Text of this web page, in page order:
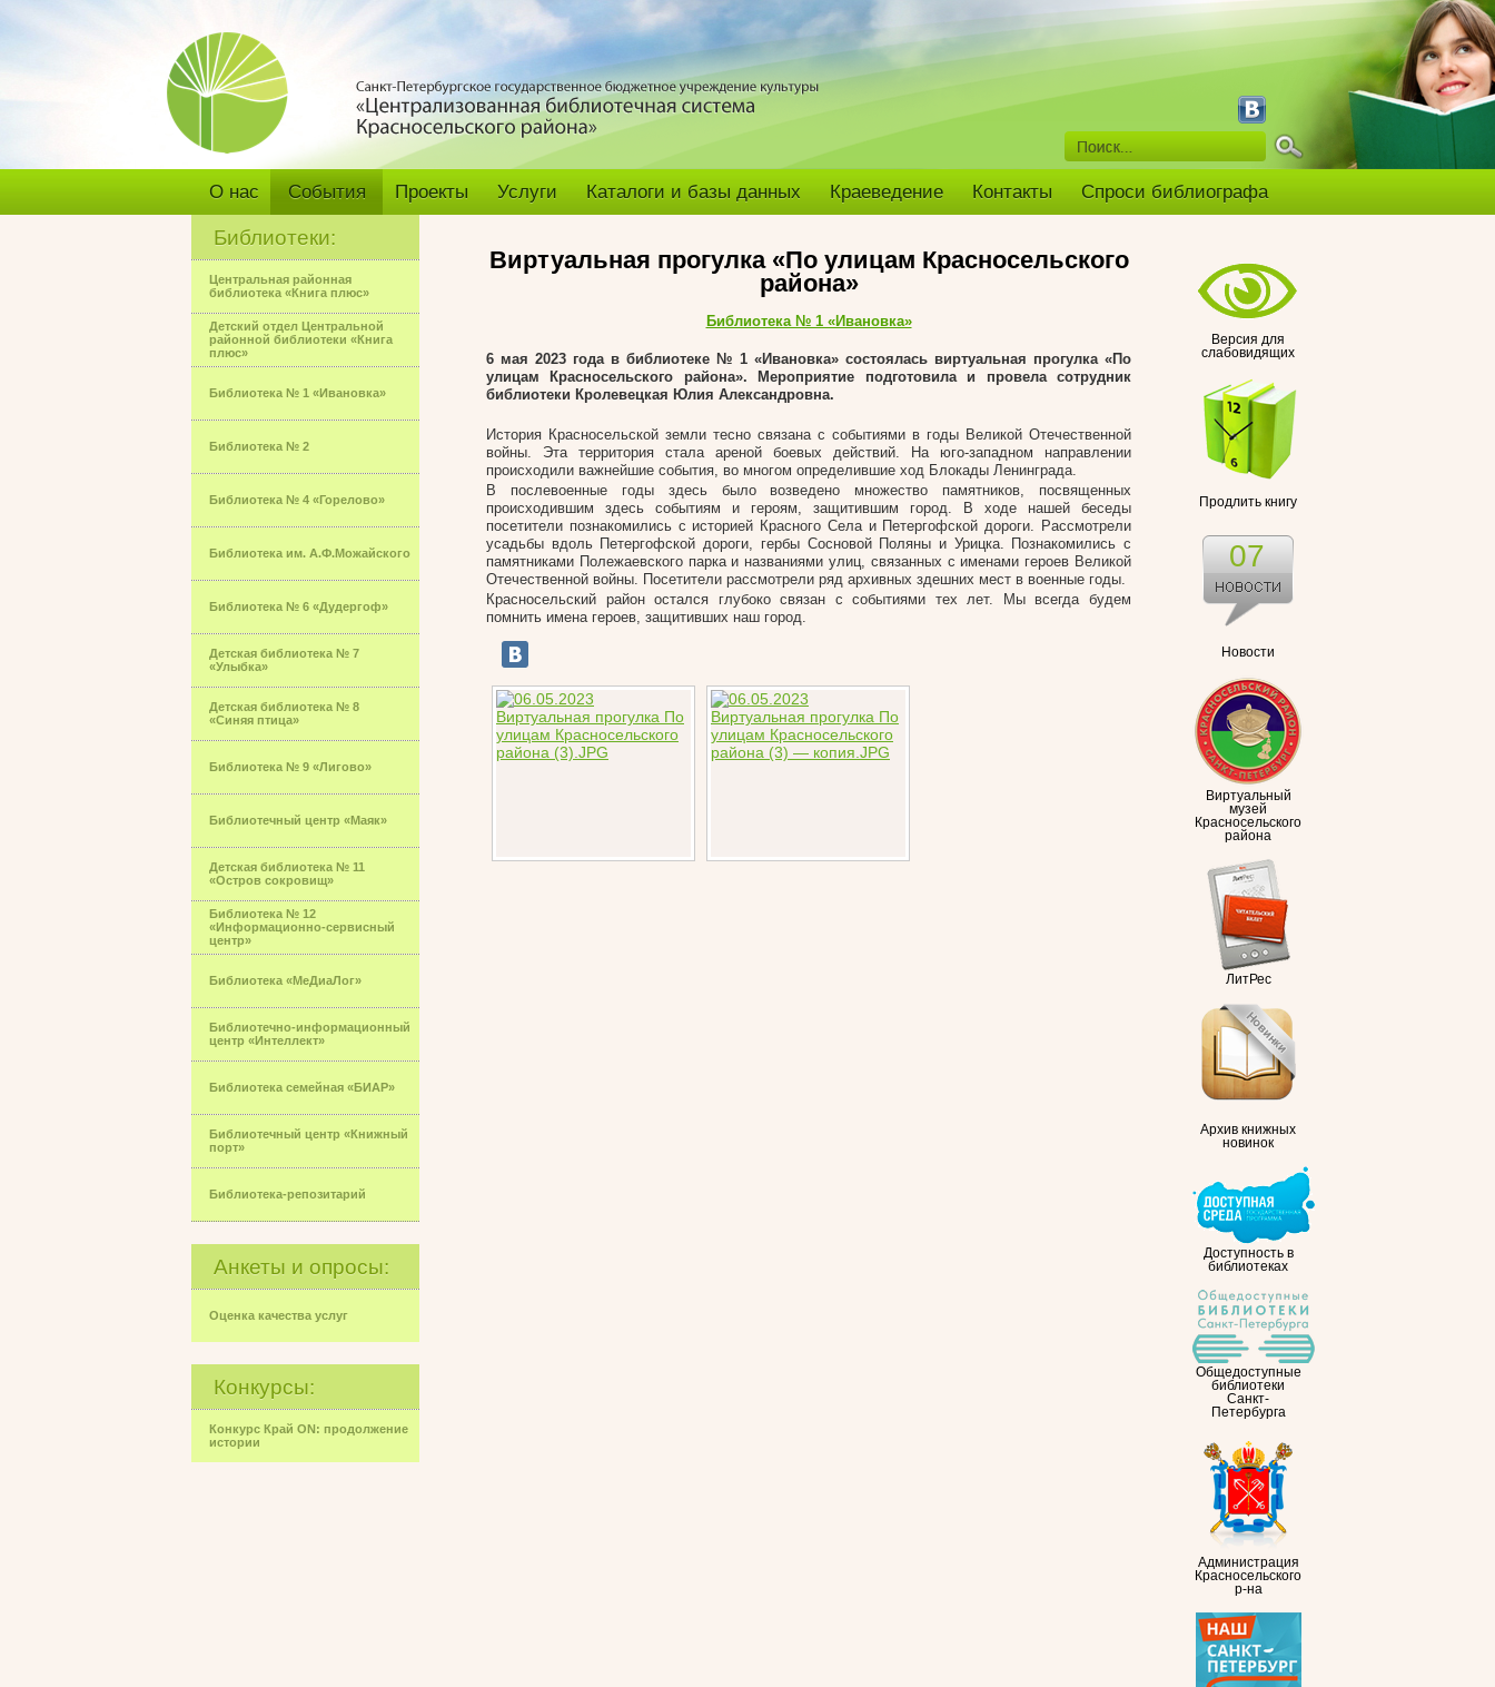
О нас События Проекты Услуги Каталоги и базы данных Краеведение Контакты Спроси библиографа
Библиотеки:
Центральная районная
библиотека «Книга плюс»
Детский отдел Центральной
районной библиотеки «Книга
плюс»
Библиотека № 1 «Ивановка»
Библиотека № 2
Библиотека № 4 «Горелово»
Библиотека им. А.Ф.Можайского
Библиотека № 6 «Дудергоф»
Детская библиотека № 7
«Улыбка»
Детская библиотека № 8
«Синяя птица»
Библиотека № 9 «Лигово»
Библиотечный центр «Маяк»
Детская библиотека № 11
«Остров сокровищ»
Библиотека № 12
«Информационно-сервисный
центр»
Библиотека «МеДиаЛог»
Библиотечно-информационный
центр «Интеллект»
Библиотека семейная «БИАР»
Библиотечный центр «Книжный
порт»
Библиотека-репозитарий
Анкеты и опросы:
Оценка качества услуг
Конкурсы:
Конкурс Край ON: продолжение
истории
Версия для
слабовидящих
Продлить книгу
Новости
07
Виртуальный
музей
Красносельского
района
ЛитРес
Архив книжных
новинок
Доступность в
библиотеках
Общедоступные
библиотеки
Санкт-
Петербурга
Администрация
Красносельского
р-на
Виртуальная прогулка «По улицам Красносельского
района»
Библиотека № 1 «Ивановка»
6 мая 2023 года в библиотеке № 1 «Ивановка» состоялась виртуальная прогулка «По
улицам Красносельского района».
Мероприятие подготовила и провела сотрудник
библиотеки Кролевецкая Юлия Александровна.
История Красносельской земли тесно связана с событиями в годы Великой Отечественной
войны. Эта территория стала ареной боевых действий. На юго-западном направлении
происходили важнейшие события, во многом определившие ход Блокады Ленинграда.
В послевоенные годы здесь было возведено множество памятников, посвященных
происходившим здесь событиям и героям, защитившим город. В ходе нашей беседы
посетители познакомились с историей Красного Села и Петергофской дороги. Рассмотрели
усадьбы вдоль Петергофской дороги, гербы Сосновой Поляны и Урицка. Познакомились с
памятниками Полежаевского парка и названиями улиц, связанных с именами героев Великой
Отечественной войны. Посетители рассмотрели ряд архивных здешних мест в военные годы.
Красносельский район остался глубоко связан с событиями тех лет. Мы всегда будем
помнить имена героев, защитивших наш город.